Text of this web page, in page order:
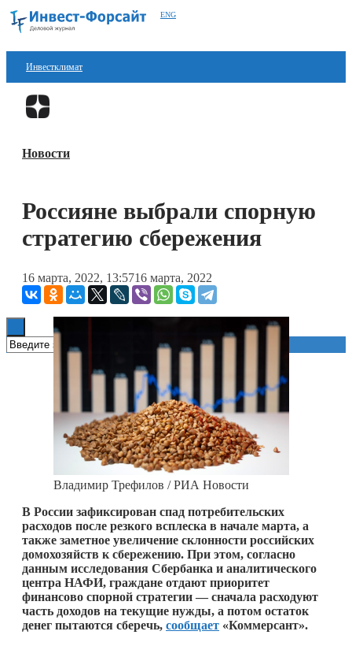
ENG
Инвестклимат
Финансы
Блокчейн
Книги
Новости
Россияне выбрали спорную
стратегию сбережения
16 марта, 2022, 13:5716 марта, 2022
Владимир Трефилов / РИА Новости
В России зафиксирован спад потребительских
расходов после резкого всплеска в начале марта, а
также заметное увеличение склонности российских
домохозяйств к сбережению. При этом, согласно
данным исследования Сбербанка и аналитического
центра НАФИ, граждане отдают приоритет
финансово спорной стратегии — сначала расходуют
часть доходов на текущие нужды, а потом остаток
денег пытаются сберечь, сообщает «Коммерсант».